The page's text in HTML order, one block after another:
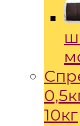
10кг